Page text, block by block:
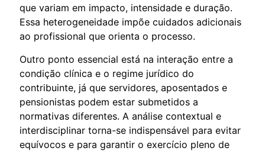
que variam em impacto, intensidade e duração.
Essa heterogeneidade impõe cuidados adicionais
ao profissional que orienta o processo.
Outro ponto essencial está na interação entre a
condição clínica e o regime jurídico do
contribuinte, já que servidores, aposentados e
pensionistas podem estar submetidos a
normativas diferentes. A análise contextual e
interdisciplinar torna-se indispensável para evitar
equívocos e para garantir o exercício pleno de